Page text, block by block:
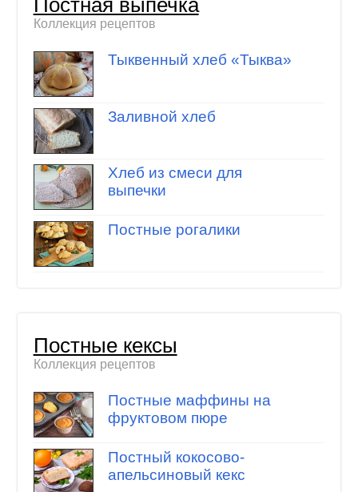
Постная выпечка
Коллекция рецептов
Тыквенный хлеб «Тыква»
Заливной хлеб
Хлеб из смеси для
выпечки
Постные рогалики
Постные кексы
Коллекция рецептов
Постные маффины на
фруктовом пюре
Постный кокосово-
апельсиновый кекс